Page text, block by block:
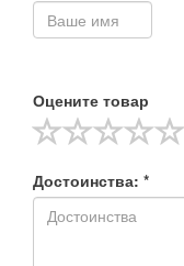
Оцените товар
Достоинства: *